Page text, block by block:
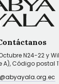
N24-22 y
A), Código postal